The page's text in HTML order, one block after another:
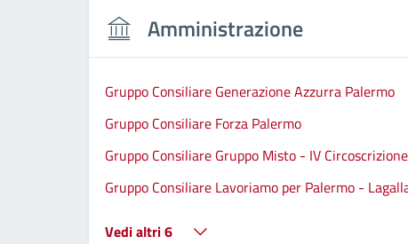
Amministrazione
Gruppo Consiliare Generazione Azzurra Palermo
Gruppo Consiliare Forza Palermo
Gruppo Consiliare Gruppo Misto - IV Circoscrizione
Gruppo Consiliare Lavoriamo per Palermo -
Vedi altri 6